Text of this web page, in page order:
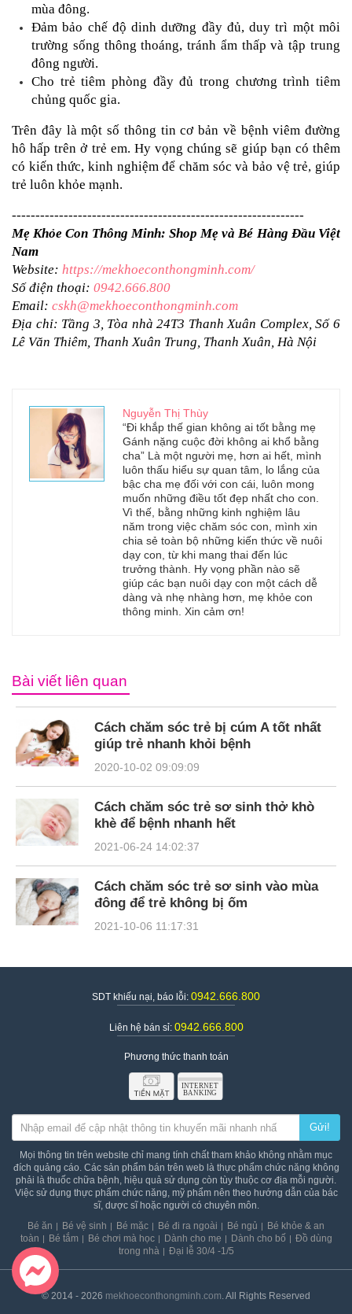
mùa đông.
Đảm bảo chế độ dinh dưỡng đầy đủ, duy trì một môi
trường sống thông thoáng, tránh ẩm thấp và tập trung
đông người.
Cho trẻ tiêm phòng đầy đủ trong chương trình tiêm
chủng quốc gia.
Trên đây là một số thông tin cơ bản về bệnh viêm đường
hô hấp trên ở trẻ em. Hy vọng chúng sẽ giúp bạn có thêm
có kiến thức, kinh nghiệm để chăm sóc và bảo vệ trẻ, giúp
trẻ luôn khỏe mạnh.
--------------------------------------------------------------
Mẹ Khỏe Con Thông Minh: Shop Mẹ và Bé Hàng Đầu Việt
Nam
Website: https://mekhoeconthongminh.com/
Số điện thoại: 0942.666.800
Email: cskh@mekhoeconthongminh.com
Địa chỉ: Tầng 3, Tòa nhà 24T3 Thanh Xuân Complex, Số 6
Lê Văn Thiêm, Thanh Xuân Trung, Thanh Xuân, Hà Nội
Nguyễn Thị Thùy
“Đi khắp thế gian không ai tốt bằng mẹ
Gánh nặng cuộc đời không ai khổ bằng
cha” Là một người mẹ, hơn ai hết, mình
luôn thấu hiểu sự quan tâm, lo lắng của
bậc cha mẹ đối với con cái, luôn mong
muốn những điều tốt đẹp nhất cho con.
Vì thế, bằng những kinh nghiệm lâu
năm trong việc chăm sóc con, mình xin
chia sẻ toàn bộ những kiến thức về nuôi
dạy con, từ khi mang thai đến lúc
trưởng thành. Hy vọng phần nào sẽ
giúp các bạn nuôi dạy con một cách dễ
dàng và nhẹ nhàng hơn, mẹ khỏe con
thông minh. Xin cảm ơn!
Bài viết liên quan
Cách chăm sóc trẻ bị cúm A tốt nhất
giúp trẻ nhanh khỏi bệnh
2020-10-02 09:09:09
Cách chăm sóc trẻ sơ sinh thở khò
khè để bệnh nhanh hết
2021-06-24 14:02:37
Cách chăm sóc trẻ sơ sinh vào mùa
đông để trẻ không bị ốm
2021-10-06 11:17:31
SDT khiếu nại, báo lỗi: 0942.666.800
Liên hệ bán sỉ: 0942.666.800
Phương thức thanh toán
Gửi!
Mọi thông tin trên website chỉ mang tính chất tham khảo không nhằm mục
đích quảng cáo. Các sản phẩm bán trên web là thực phẩm chức năng không
phải là thuốc chữa bệnh, hiệu quả sử dụng còn tùy thuộc cơ địa mỗi người.
Việc sử dụng thực phẩm chức năng, mỹ phẩm nên theo hướng dẫn của bác
sĩ, dược sĩ hoặc người có chuyên môn.
Bé ăn
Bé vệ sinh Bé mặc Bé đi ra ngoài Bé ngủ
Bé khỏe & an
toàn
Bé tắm Bé chơi mà học Dành cho mẹ Dành cho bố
Đồ dùng
trong nhà
Đại lễ 30/4 -1/5
© 2014 - 2026 mekhoeconthongminh.com. All Rights Reserved